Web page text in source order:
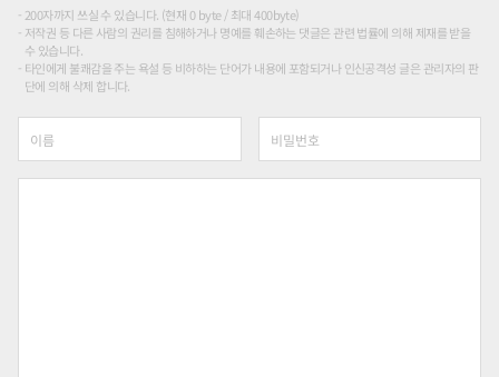
200자까지 쓰실 수 있습니다. (현재 0 byte / 최대 400byte)
저작권 등 다른 사람의 권리를 침해하거나 명예를 훼손하는 댓글은 관련 법률에 의해 제재를 받을
수 있습니다.
타인에게 불쾌감을 주는 욕설 등 비하하는 단어가 내용에 포함되거나 인신공격성 글은 관리자의 판
단에 의해 삭제 합니다.